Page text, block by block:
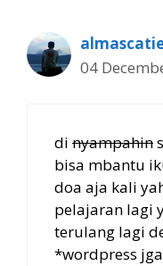
04
di nyampahin
bisa mbantu
doa aja kali
pelajaran lagi
terulang lagi
*wordpress